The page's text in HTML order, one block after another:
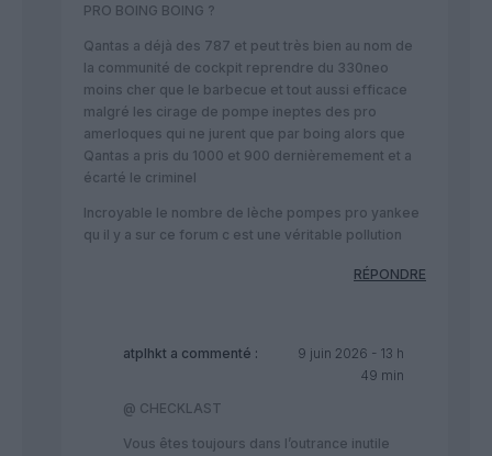
PRO BOING BOING ?
Qantas a déjà des 787 et peut très bien au nom de
la communité de cockpit reprendre du 330neo
moins cher que le barbecue et tout aussi efficace
malgré les cirage de pompe ineptes des pro
amerloques qui ne jurent que par boing alors que
Qantas a pris du 1000 et 900 dernièremement et a
écarté le criminel
Incroyable le nombre de lèche pompes pro yankee
qu il y a sur ce forum c est une véritable pollution
RÉPONDRE
atplhkt a commenté :
9 juin 2026 - 13 h
49 min
@ CHECKLAST
Vous êtes toujours dans l’outrance inutile